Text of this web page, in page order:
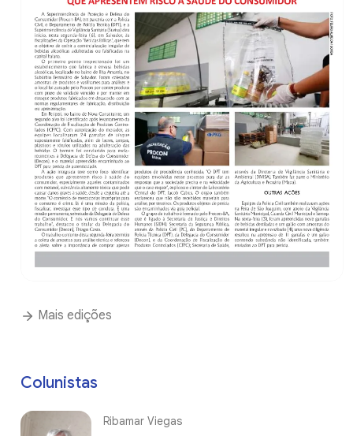
Mais edições
Colunistas
Ribamar Viegas